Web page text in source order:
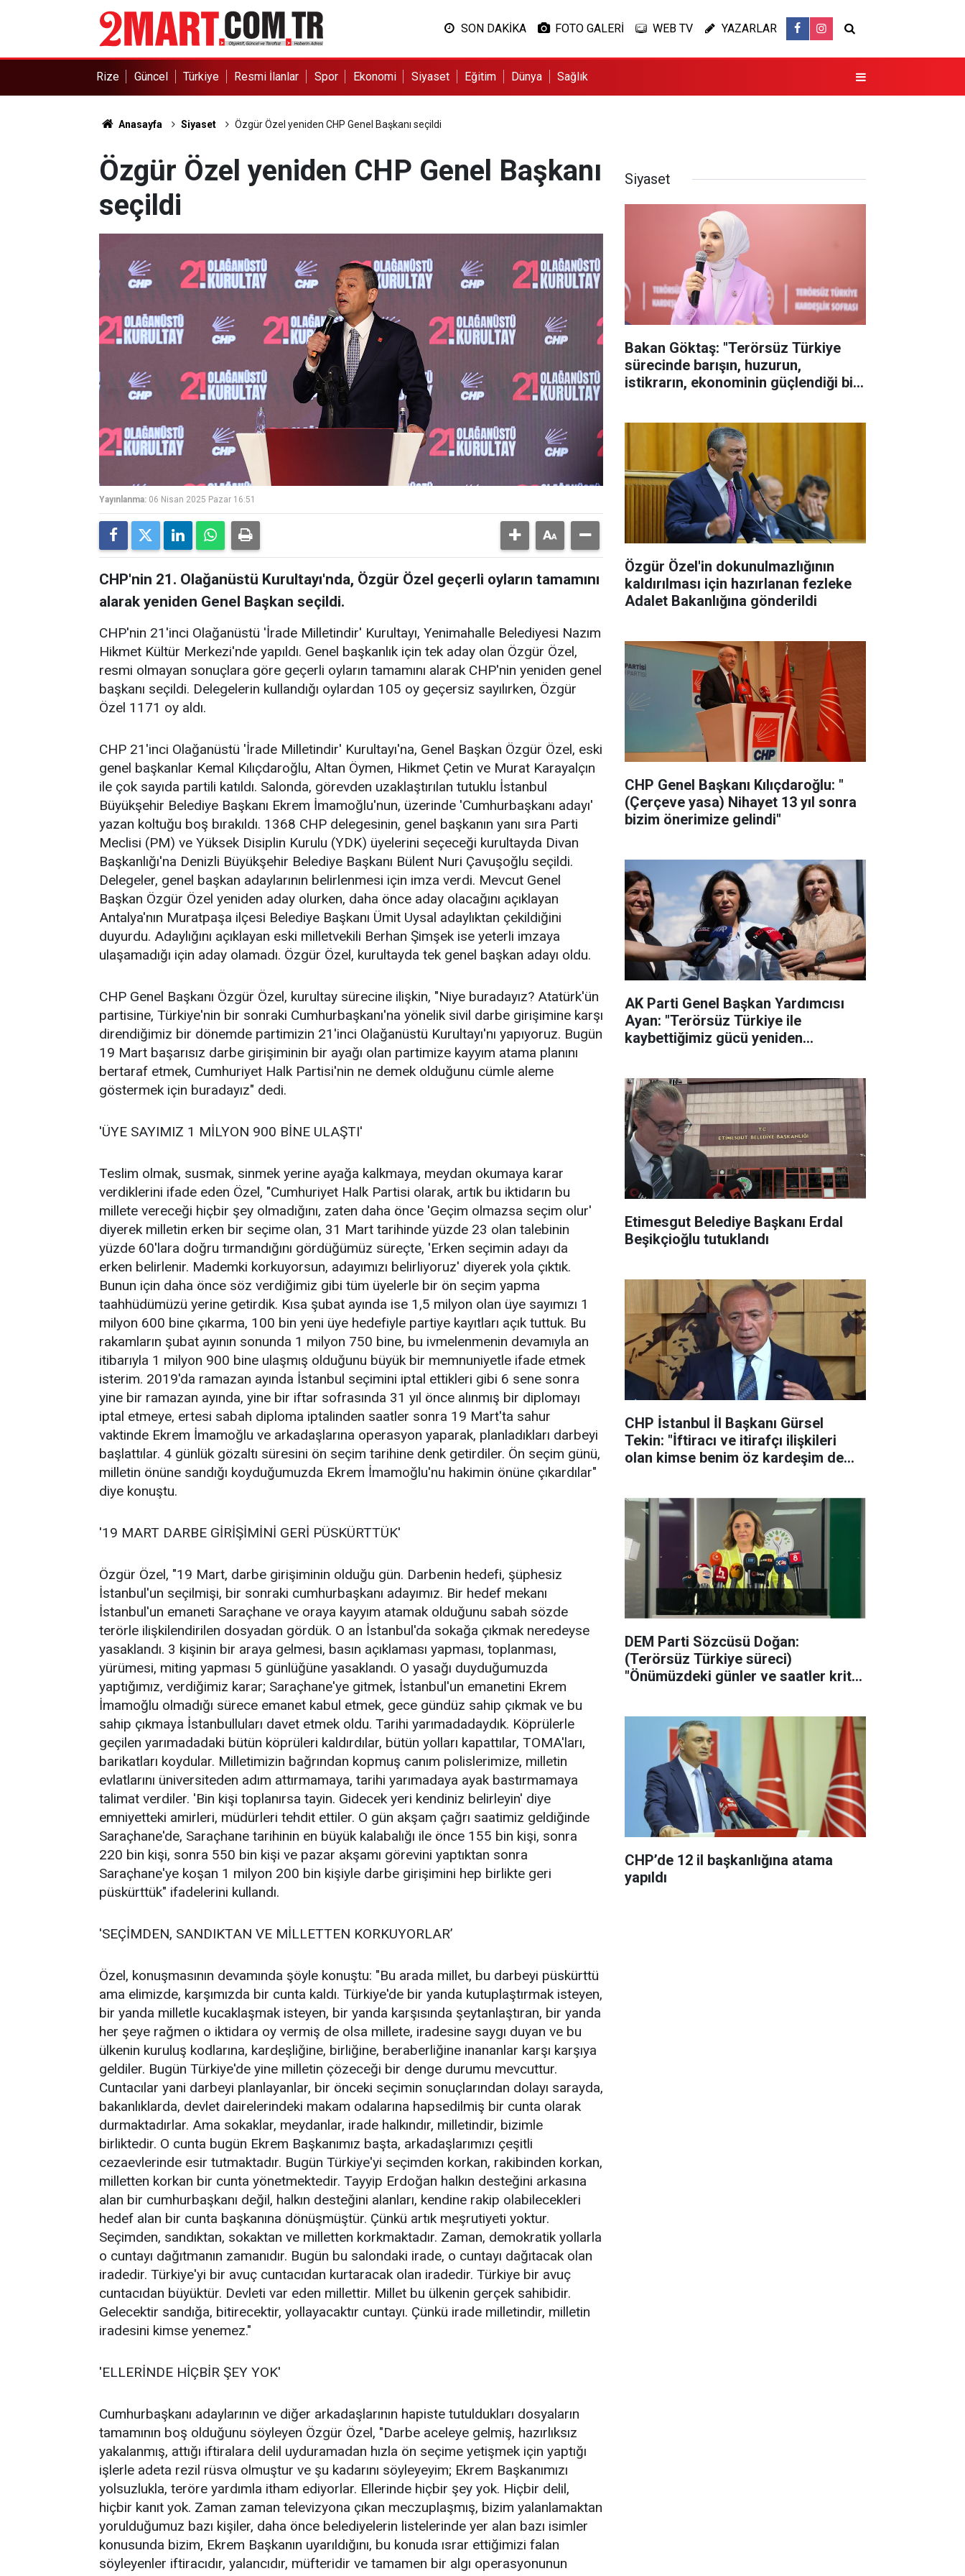
SON DAKİKA FOTO GALERİ WEB TV YAZARLAR
Rize Güncel Türkiye Resmi İlanlar Spor Ekonomi Siyaset Eğitim Dünya Sağlık
Anasayfa Siyaset Özgür Özel yeniden CHP Genel Başkanı seçildi
Özgür Özel yeniden CHP Genel Başkanı
seçildi
Yayınlanma: 06 Nisan 2025 Pazar 16:51
CHP'nin 21. Olağanüstü Kurultayı'nda, Özgür Özel geçerli oyların tamamını
alarak yeniden Genel Başkan seçildi.
CHP'nin 21'inci Olağanüstü 'İrade Milletindir' Kurultayı, Yenimahalle Belediyesi Nazım
Hikmet Kültür Merkezi'nde yapıldı. Genel başkanlık için tek aday olan Özgür Özel,
resmi olmayan sonuçlara göre geçerli oyların tamamını alarak CHP'nin yeniden genel
başkanı seçildi. Delegelerin kullandığı oylardan 105 oy geçersiz sayılırken, Özgür
Özel 1171 oy aldı.
CHP 21'inci Olağanüstü 'İrade Milletindir' Kurultayı'na, Genel Başkan Özgür Özel, eski
genel başkanlar Kemal Kılıçdaroğlu, Altan Öymen, Hikmet Çetin ve Murat Karayalçın
ile çok sayıda partili katıldı. Salonda, görevden uzaklaştırılan tutuklu İstanbul
Büyükşehir Belediye Başkanı Ekrem İmamoğlu'nun, üzerinde 'Cumhurbaşkanı adayı'
yazan koltuğu boş bırakıldı. 1368 CHP delegesinin, genel başkanın yanı sıra Parti
Meclisi (PM) ve Yüksek Disiplin Kurulu (YDK) üyelerini seçeceği kurultayda Divan
Başkanlığı'na Denizli Büyükşehir Belediye Başkanı Bülent Nuri Çavuşoğlu seçildi.
Delegeler, genel başkan adaylarının belirlenmesi için imza verdi. Mevcut Genel
Başkan Özgür Özel yeniden aday olurken, daha önce aday olacağını açıklayan
Antalya'nın Muratpaşa ilçesi Belediye Başkanı Ümit Uysal adaylıktan çekildiğini
duyurdu. Adaylığını açıklayan eski milletvekili Berhan Şimşek ise yeterli imzaya
ulaşamadığı için aday olamadı. Özgür Özel, kurultayda tek genel başkan adayı oldu.
CHP Genel Başkanı Özgür Özel, kurultay sürecine ilişkin, "Niye buradayız? Atatürk'ün
partisine, Türkiye'nin bir sonraki Cumhurbaşkanı'na yönelik sivil darbe girişimine karşı
direndiğimiz bir dönemde partimizin 21'inci Olağanüstü Kurultayı'nı yapıyoruz. Bugün
19 Mart başarısız darbe girişiminin bir ayağı olan partimize kayyım atama planını
bertaraf etmek, Cumhuriyet Halk Partisi'nin ne demek olduğunu cümle aleme
göstermek için buradayız" dedi.
'ÜYE SAYIMIZ 1 MİLYON 900 BİNE ULAŞTI'
Teslim olmak, susmak, sinmek yerine ayağa kalkmaya, meydan okumaya karar
verdiklerini ifade eden Özel, "Cumhuriyet Halk Partisi olarak, artık bu iktidarın bu
millete vereceği hiçbir şey olmadığını, zaten daha önce 'Geçim olmazsa seçim olur'
diyerek milletin erken bir seçime olan, 31 Mart tarihinde yüzde 23 olan talebinin
yüzde 60'lara doğru tırmandığını gördüğümüz süreçte, 'Erken seçimin adayı da
erken belirlenir. Mademki korkuyorsun, adayımızı belirliyoruz' diyerek yola çıktık.
Bunun için daha önce söz verdiğimiz gibi tüm üyelerle bir ön seçim yapma
taahhüdümüzü yerine getirdik. Kısa şubat ayında ise 1,5 milyon olan üye sayımızı 1
milyon 600 bine çıkarma, 100 bin yeni üye hedefiyle partiye kayıtları açık tuttuk. Bu
rakamların şubat ayının sonunda 1 milyon 750 bine, bu ivmelenmenin devamıyla an
itibarıyla 1 milyon 900 bine ulaşmış olduğunu büyük bir memnuniyetle ifade etmek
isterim. 2019'da ramazan ayında İstanbul seçimini iptal ettikleri gibi 6 sene sonra
yine bir ramazan ayında, yine bir iftar sofrasında 31 yıl önce alınmış bir diplomayı
iptal etmeye, ertesi sabah diploma iptalinden saatler sonra 19 Mart'ta sahur
vaktinde Ekrem İmamoğlu ve arkadaşlarına operasyon yaparak, planladıkları darbeyi
başlattılar. 4 günlük gözaltı süresini ön seçim tarihine denk getirdiler. Ön seçim günü,
milletin önüne sandığı koyduğumuzda Ekrem İmamoğlu'nu hakimin önüne çıkardılar"
diye konuştu.
'19 MART DARBE GİRİŞİMİNİ GERİ PÜSKÜRTTÜK'
Özgür Özel, "19 Mart, darbe girişiminin olduğu gün. Darbenin hedefi, şüphesiz
İstanbul'un seçilmişi, bir sonraki cumhurbaşkanı adayımız. Bir hedef mekanı
İstanbul'un emaneti Saraçhane ve oraya kayyım atamak olduğunu sabah sözde
terörle ilişkilendirilen dosyadan gördük. O an İstanbul'da sokağa çıkmak neredeyse
yasaklandı. 3 kişinin bir araya gelmesi, basın açıklaması yapması, toplanması,
yürümesi, miting yapması 5 günlüğüne yasaklandı. O yasağı duyduğumuzda
yaptığımız, verdiğimiz karar; Saraçhane'ye gitmek, İstanbul'un emanetini Ekrem
İmamoğlu olmadığı sürece emanet kabul etmek, gece gündüz sahip çıkmak ve bu
sahip çıkmaya İstanbulluları davet etmek oldu. Tarihi yarımadadaydık. Köprülerle
geçilen yarımadadaki bütün köprüleri kaldırdılar, bütün yolları kapattılar, TOMA'ları,
barikatları koydular. Milletimizin bağrından kopmuş canım polislerimize, milletin
evlatlarını üniversiteden adım attırmamaya, tarihi yarımadaya ayak bastırmamaya
talimat verdiler. 'Bin kişi toplanırsa tayin. Gidecek yeri kendiniz belirleyin' diye
emniyetteki amirleri, müdürleri tehdit ettiler. O gün akşam çağrı saatimiz geldiğinde
Saraçhane'de, Saraçhane tarihinin en büyük kalabalığı ile önce 155 bin kişi, sonra
220 bin kişi, sonra 550 bin kişi ve pazar akşamı görevini yaptıktan sonra
Saraçhane'ye koşan 1 milyon 200 bin kişiyle darbe girişimini hep birlikte geri
püskürttük" ifadelerini kullandı.
'SEÇİMDEN, SANDIKTAN VE MİLLETTEN KORKUYORLAR’
Özel, konuşmasının devamında şöyle konuştu: "Bu arada millet, bu darbeyi püskürttü
ama elimizde, karşımızda bir cunta kaldı. Türkiye'de bir yanda kutuplaştırmak isteyen,
bir yanda milletle kucaklaşmak isteyen, bir yanda karşısında şeytanlaştıran, bir yanda
her şeye rağmen o iktidara oy vermiş de olsa millete, iradesine saygı duyan ve bu
ülkenin kuruluş kodlarına, kardeşliğine, birliğine, beraberliğine inananlar karşı karşıya
geldiler. Bugün Türkiye'de yine milletin çözeceği bir denge durumu mevcuttur.
Cuntacılar yani darbeyi planlayanlar, bir önceki seçimin sonuçlarından dolayı sarayda,
bakanlıklarda, devlet dairelerindeki makam odalarına hapsedilmiş bir cunta olarak
durmaktadırlar. Ama sokaklar, meydanlar, irade halkındır, milletindir, bizimle
birliktedir. O cunta bugün Ekrem Başkanımız başta, arkadaşlarımızı çeşitli
cezaevlerinde esir tutmaktadır. Bugün Türkiye'yi seçimden korkan, rakibinden korkan,
milletten korkan bir cunta yönetmektedir. Tayyip Erdoğan halkın desteğini arkasına
alan bir cumhurbaşkanı değil, halkın desteğini alanları, kendine rakip olabilecekleri
hedef alan bir cunta başkanına dönüşmüştür. Çünkü artık meşrutiyeti yoktur.
Seçimden, sandıktan, sokaktan ve milletten korkmaktadır. Zaman, demokratik yollarla
o cuntayı dağıtmanın zamanıdır. Bugün bu salondaki irade, o cuntayı dağıtacak olan
iradedir. Türkiye'yi bir avuç cuntacıdan kurtaracak olan iradedir. Türkiye bir avuç
cuntacıdan büyüktür. Devleti var eden millettir. Millet bu ülkenin gerçek sahibidir.
Gelecektir sandığa, bitirecektir, yollayacaktır cuntayı. Çünkü irade milletindir, milletin
iradesini kimse yenemez."
'ELLERİNDE HİÇBİR ŞEY YOK'
Cumhurbaşkanı adaylarının ve diğer arkadaşlarının hapiste tutuldukları dosyaların
tamamının boş olduğunu söyleyen Özgür Özel, "Darbe aceleye gelmiş, hazırlıksız
yakalanmış, attığı iftiralara delil uyduramadan hızla ön seçime yetişmek için yaptığı
işlerle adeta rezil rüsva olmuştur ve şu kadarını söyleyeyim; Ekrem Başkanımızı
yolsuzlukla, teröre yardımla itham ediyorlar. Ellerinde hiçbir şey yok. Hiçbir delil,
hiçbir kanıt yok. Zaman zaman televizyona çıkan meczuplaşmış, bizim yalanlamaktan
yorulduğumuz bazı kişiler, daha önce belediyelerin listelerinde yer alan bazı isimler
konusunda bizim, Ekrem Başkanın uyarıldığını, bu konuda ısrar ettiğimizi falan
söyleyenler iftiracıdır, yalancıdır, müfteridir ve tamamen bir algı operasyonunun
Siyaset
Bakan Göktaş: "Terörsüz Türkiye
sürecinde barışın, huzurun,
istikrarın, ekonominin güçlendiği bir
Özgür Özel'in dokunulmazlığının
kaldırılması için hazırlanan fezleke
Adalet Bakanlığına gönderildi
CHP Genel Başkanı Kılıçdaroğlu: "
(Çerçeve yasa) Nihayet 13 yıl sonra
bizim önerimize gelindi"
AK Parti Genel Başkan Yardımcısı
Ayan: "Terörsüz Türkiye ile
kaybettiğimiz gücü yeniden
Etimesgut Belediye Başkanı Erdal
Beşikçioğlu tutuklandı
CHP İstanbul İl Başkanı Gürsel
Tekin: "İftiracı ve itirafçı ilişkileri
olan kimse benim öz kardeşim de
DEM Parti Sözcüsü Doğan:
(Terörsüz Türkiye süreci)
"Önümüzdeki günler ve saatler kritik
CHP’de 12 il başkanlığına atama
yapıldı